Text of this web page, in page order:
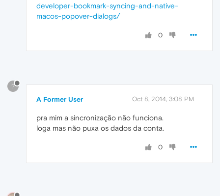
developer-bookmark-syncing-and-native-
macos-popover-dialogs/
0
?
A Former User Oct 8, 2014, 3:08 PM
pra mim a sincronização não funciona.
loga mas não puxa os dados da conta.
0